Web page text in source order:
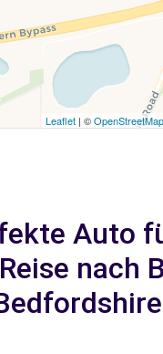
Leaflet | ©OpenStreetMap
Auto
nach